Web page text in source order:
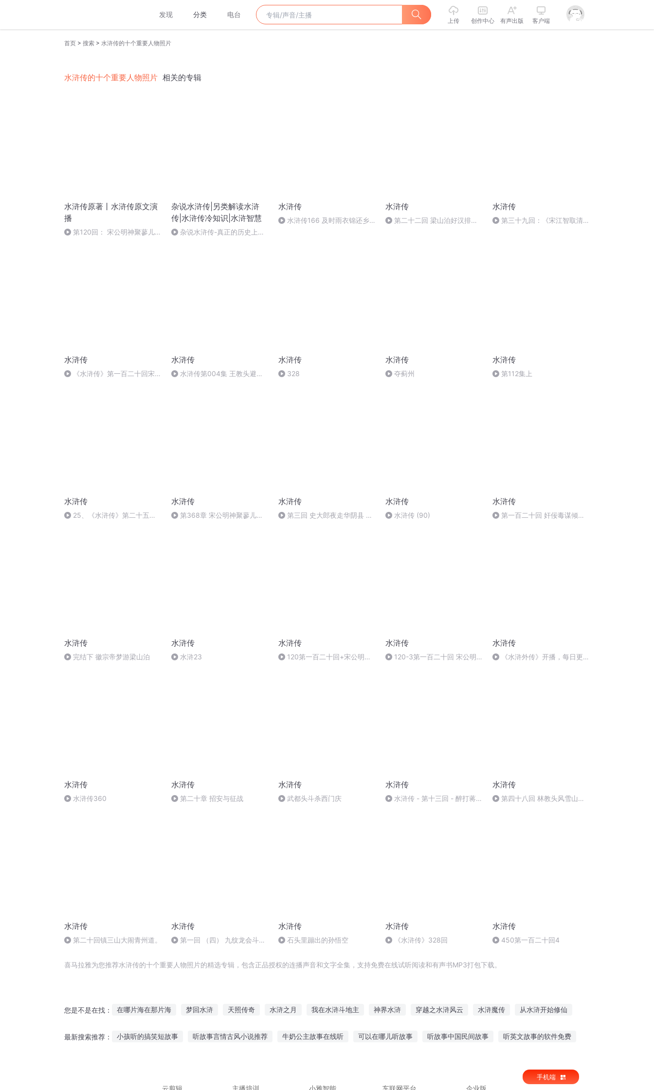
发现 分类 电台
上传 创作中心 有声出版 客户端
首页 > 搜索 > 水浒传的十个重要人物照片
水浒传的十个重要人物照片 相关的专辑
水浒传原著丨水浒传原文演
播
第120回： 宋公明神聚蓼儿洼
杂说水浒传|另类解读水浒
传|水浒传冷知识|水浒智慧
杂说水浒传-真正的历史上的
水浒传
水浒传166 及时雨衣锦还乡
水浒传
第二十二回 梁山泊好汉排座
水浒传
第三十九回：《宋江智取清溪
水浒传
《水浒传》第一百二十回宋公
水浒传
水浒传第004集 王教头避祸
水浒传
328
水浒传
夺蓟州
水浒传
第112集上
水浒传
25、《水浒传》第二十五
水浒传
第368章 宋公明神聚蓼儿
水浒传
第三回 史大郎夜走华阴县 鲁
水浒传
水浒传 (90)
水浒传
第一百二十回 奸佞毒谋倾忠
水浒传
完结下 徽宗帝梦游梁山泊
水浒传
水浒23
水浒传
120第一百二十回+宋公明神
水浒传
120-3第一百二十回 宋公明
水浒传
《水浒外传》开播，每日更
水浒传
水浒传360
水浒传
第二十章 招安与征战
水浒传
武都头斗杀西门庆
水浒传
水浒传 - 第十三回 - 醉打蒋门
水浒传
第四十八回 林教头风雪山神
水浒传
第二十回镇三山大闹青州道。
水浒传
第一回 （四） 九纹龙会斗跳
水浒传
石头里蹦出的孙悟空
水浒传
《水浒传》328回
水浒传
450第一百二十回4
喜马拉雅为您推荐水浒传的十个重要人物照片的精选专辑，包含正品授权的连播声音和文字全集，支持免费在线试听阅读和有声书MP3打包下载。
您是不是在找： 在哪片海在那片海 梦回水浒 天照传奇 水浒之月 我在水浒斗地主 神界水浒 穿越之水浒风云 水浒魔传 从水浒开始修仙
最新搜索推荐： 小孩听的搞笑短故事 听故事言情古风小说推荐 牛奶公主故事在线听 可以在哪儿听故事 听故事中国民间故事 听英文故事的软件免费
云剪辑
主播培训 小雅智能 车联网平台 企业版
手机端